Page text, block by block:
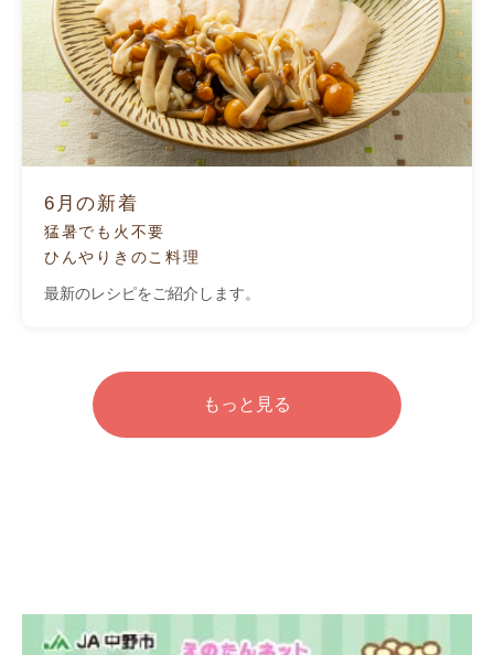
6月の新着
猛暑でも火不要
ひんやりきのこ料理
最新のレシピをご紹介します。
もっと見る